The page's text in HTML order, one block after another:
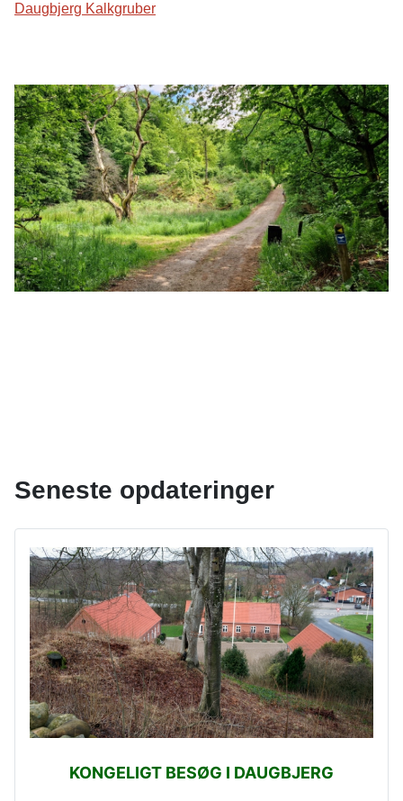
Daugbjerg Kalkgruber
Seneste opdateringer
KONGELIGT BESØG I DAUGBJERG